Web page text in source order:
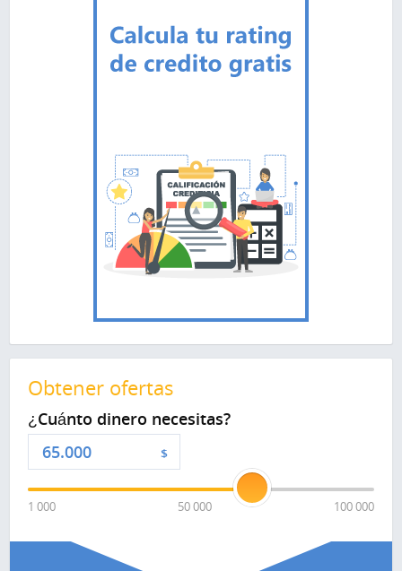
Obtener ofertas
¿Cuánto dinero necesitas?
$
1 000 50 000 100 000